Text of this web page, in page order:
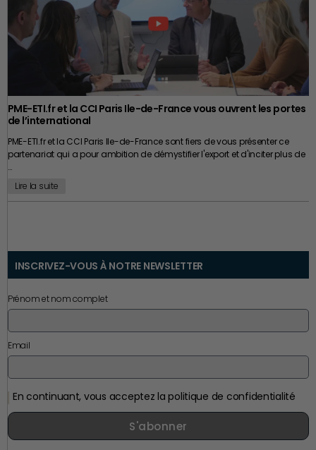
Une transmission réussie ne marque pas seulement la fin d’une
aventure entrepreneuriale ; elle ouvre également le début d’une
nouvelle histoire, aussi bien pour le dirigeant que pour l’entreprise qu’il
laisse entre de bonnes mains.
PME-ETI.fr et la CCI Paris Ile-de-France vous ouvrent les portes
de l’international
PME-ETI.fr et la CCI Paris Ile-de-France sont fiers de vous présenter ce
partenariat qui a pour ambition de démystifier l'export et d'inciter plus de
…
Lire la suite
INSCRIVEZ-VOUS À NOTRE NEWSLETTER
Prénom et nom complet
Email
En continuant, vous acceptez la politique de confidentialité
S'abonner